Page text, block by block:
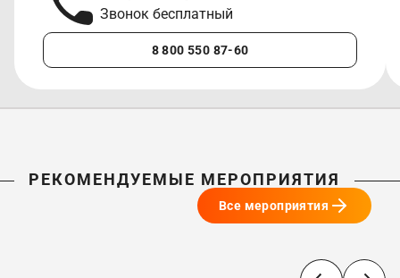
Звонок бесплатный
8 800 550 87-60
РЕКОМЕНДУЕМЫЕ МЕРОПРИЯТИЯ
Все мероприятия